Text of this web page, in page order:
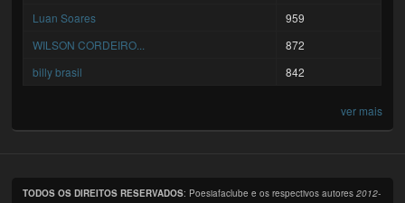
Luan Soares
959
WILSON CORDEIRO...
872
billy brasil
842
ver mais
TODOS OS DIREITOS RESERVADOS: Poesiafaclube e os respectivos autores2012-